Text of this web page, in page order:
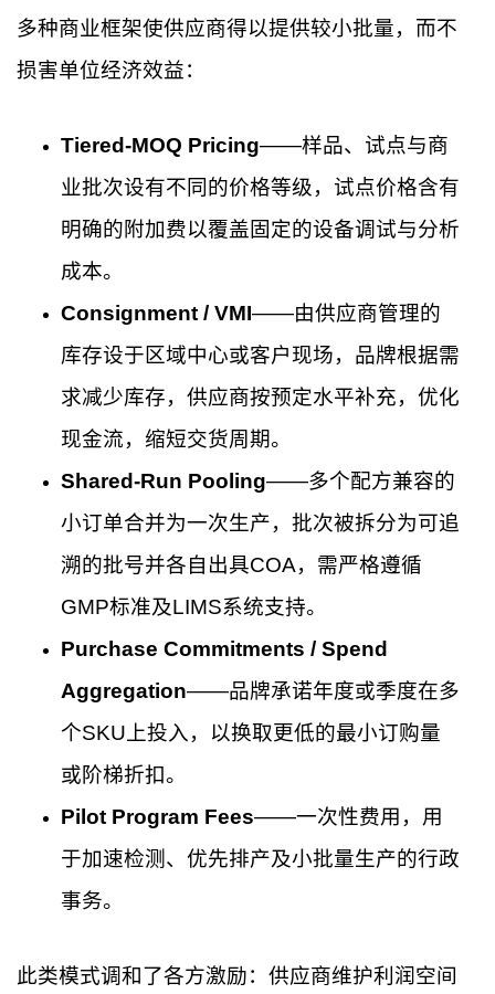
多种商业框架使供应商得以提供较小批量，而不
损害单位经济效益：
Tiered-MOQ Pricing——样品、试点与商
业批次设有不同的价格等级，试点价格含有
明确的附加费以覆盖固定的设备调试与分析
成本。
Consignment / VMI——由供应商管理的
库存设于区域中心或客户现场，品牌根据需
求减少库存，供应商按预定水平补充，优化
现金流，缩短交货周期。
Shared-Run Pooling——多个配方兼容的
小订单合并为一次生产，批次被拆分为可追
溯的批号并各自出具COA，需严格遵循
GMP标准及LIMS系统支持。
Purchase Commitments / Spend
Aggregation——品牌承诺年度或季度在多
个SKU上投入，以换取更低的最小订购量
或阶梯折扣。
Pilot Program Fees——一次性费用，用
于加速检测、优先排产及小批量生产的行政
事务。
此类模式调和了各方激励：供应商维护利润空间